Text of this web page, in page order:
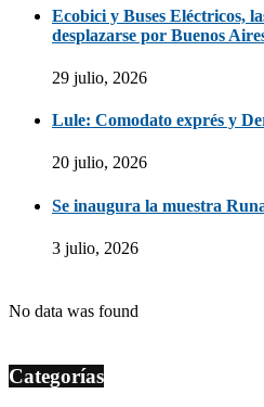
Ecobici y Buses Eléctricos,
desplazarse por Buenos
29 julio, 2026
Lule: Comodato exprés y
20 julio, 2026
Se inaugura la muestra
3 julio, 2026
No data was found
Categorías